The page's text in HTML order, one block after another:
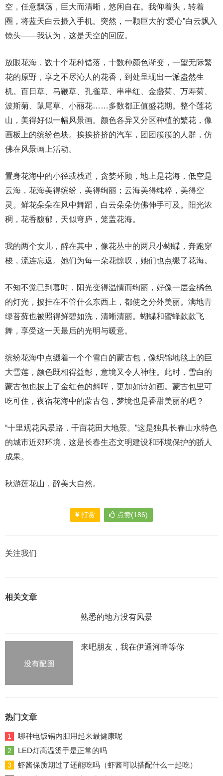
空，任意飘荡，巨大而清晰，悠闲自在。我仰着头，转着
圈，将蓝天白云摄入手机。突然，一颗巨大的“爱心”白云飘入
镜头——我认为，这是天空的回应。
放眼花海，数十个花种错落，十数种颜色渐变，一望无际繁
花的原野，享之不尽沁人的花香，到处呈现出一派盎然生
机。百日草、马鞭草、孔雀草、串串红、金盏菊、万寿菊、
波斯菊、鼠尾草、小丽花……多数都正值盛花期。整个莲花
山，美得好似一幅风景画。颜色各异又分区种植的繁花，像
画板上的缤纷色块。挨挨挤挤的汽车，团团簇簇的人群，仿
佛在风景画上活动。
置身花海中的小径或栈道，贪婪环顾，地上是花海，低空是
云海，花海美得缤纷，美得绚丽；云海美得纯粹，美得空
灵。鲜花朵朵在风中舞蹈，白云朵朵仿佛伸手可及。阳光浓
稠，花香馥郁，天似穹庐，笼盖花海。
我的两个女儿，醉在其中，像花丛中的两只小蝴蝶，奔跑穿
梭，流连忘返。她们为每一朵花惊叹，她们也点缀了花海。
不知不觉已到暮时，阳光变得温情而绚丽，好像一层金橘色
的灯光，披挂在不管什么东西上，都使之分外美丽。满地青
绿苔藓也被照得鲜碧如洗，清晰清丽。蝴蝶和蜜蜂款款飞
舞，享受这一天最后的光明与暖意。
缤纷花海中点缀着一个个雪白的蒙古包，像织锦地毯上的巨
大雪莲，颜色既相得益彰，意境又令人神往。此时，雪白的
蒙古包也披上了金红色的斜晖，更加如诗如画。蒙古包里可
吃可住，夜宿花海中的蒙古包，梦境也是香甜美丽的吧？
“十里观花风景路，千亩花田大地景。”这是独具长春山水特色
的城市近郊环境，这是长春生态文明建设和环境保护的骄人
成果。
秋游莲花山，醉美大自然。
打赏 点赞(186)
关注我们
相关文章
熟悉的地方没有风景
来吧朋友，我在伊通河畔等你
热门文章
1 哪种电饭锅内胆用起来最健康呢
2 LED灯高温烫手是正常的吗
3 虾酱保质期过了还能吃吗（虾酱可以搭配什么一起吃）